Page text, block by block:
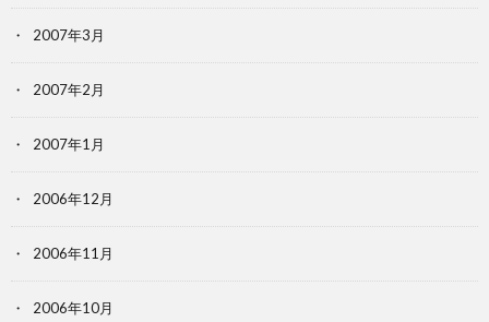
2007年3月
2007年2月
2007年1月
2006年12月
2006年11月
2006年10月